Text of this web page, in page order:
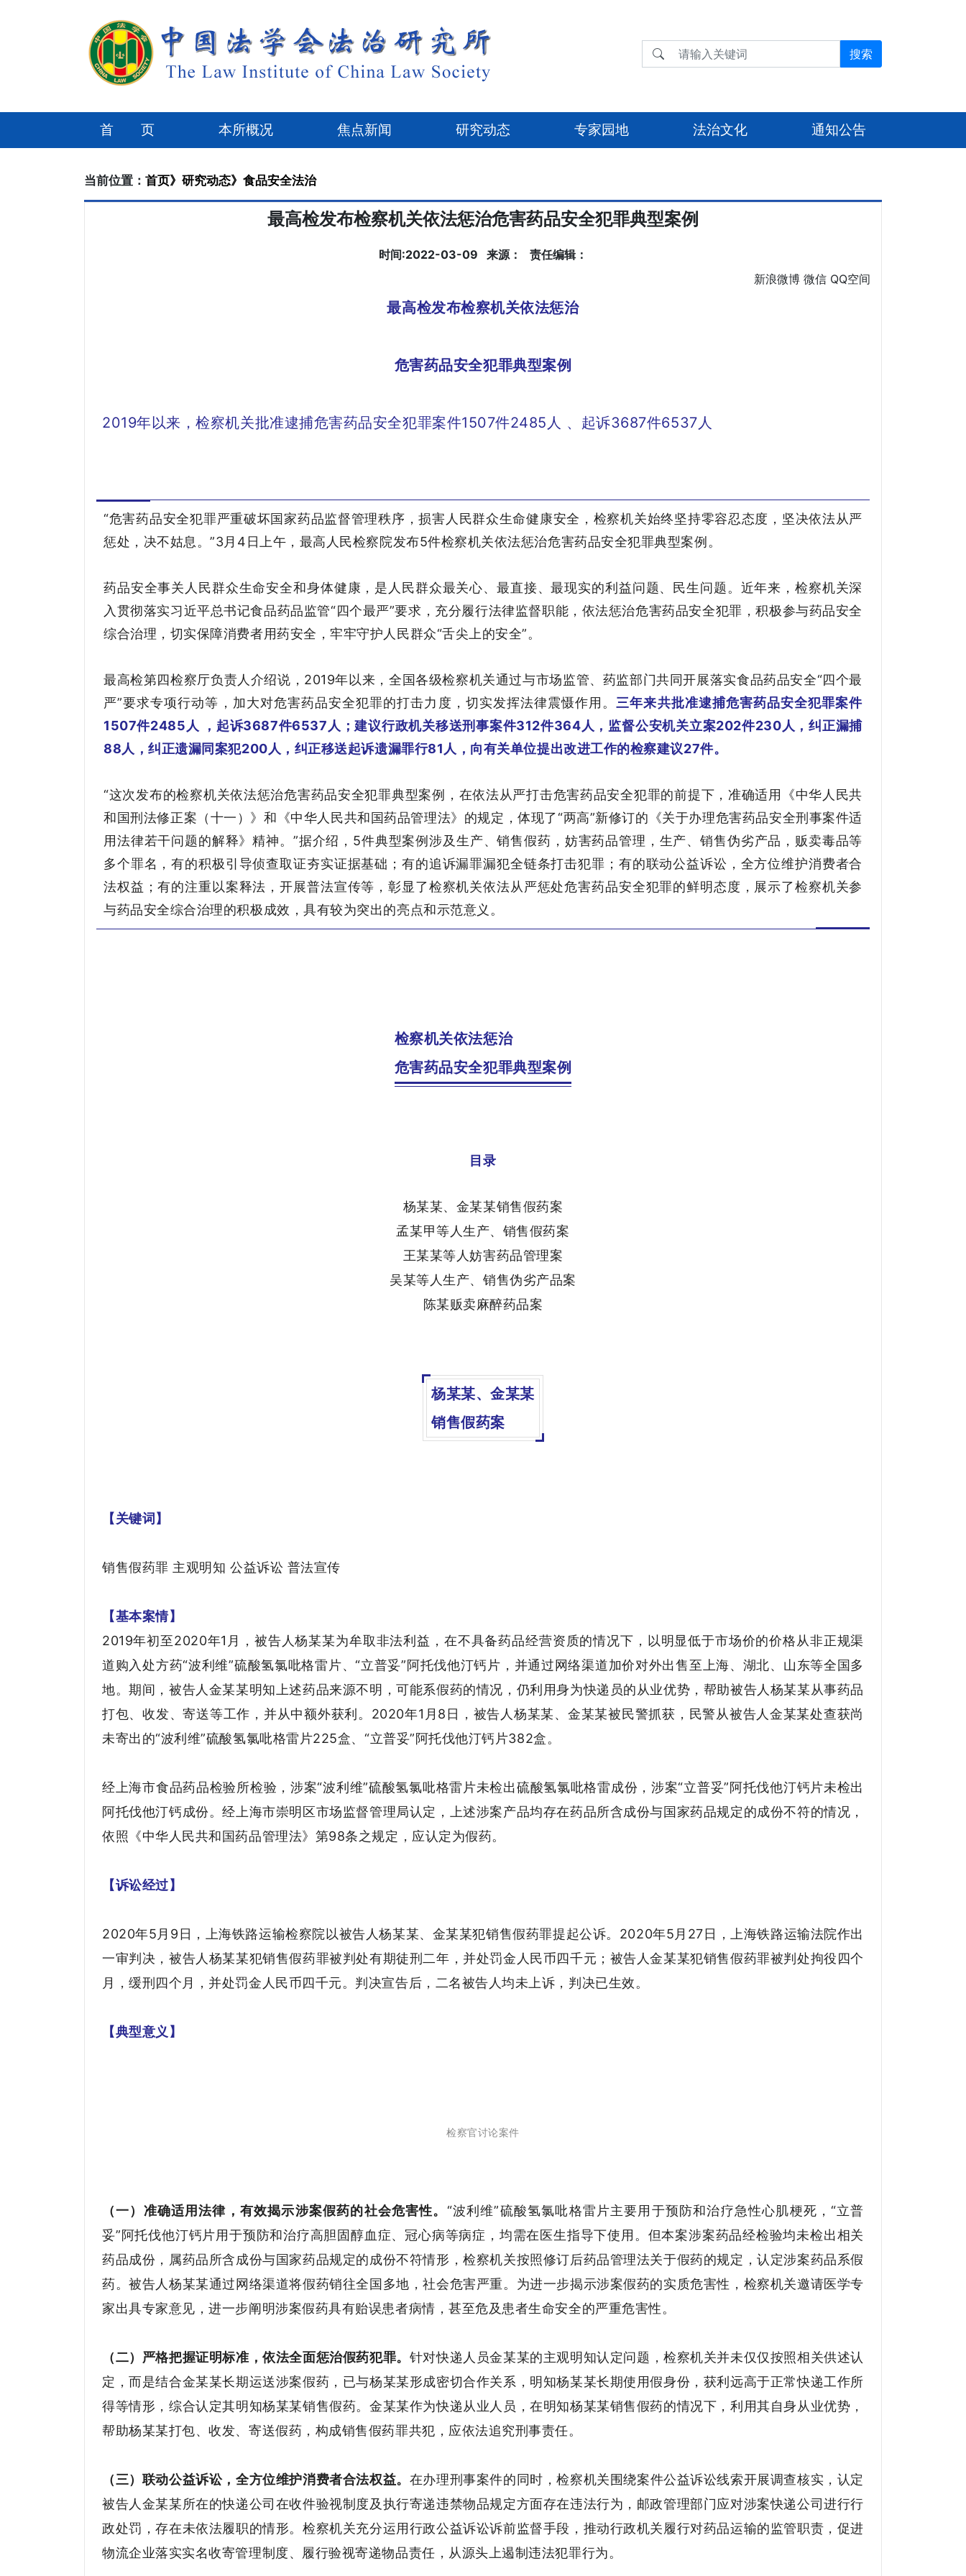
搜索
首 页 本所概况 焦点新闻 研究动态 专家园地 法治文化 通知公告
当前位置： 首页》 研究动态》 食品安全法治
最高检发布检察机关依法惩治危害药品安全犯罪典型案例
时间:2022-03-09 来源： 责任编辑：
新浪微博 微信 QQ空间
最高检发布检察机关依法惩治
危害药品安全犯罪典型案例
2019年以来，检察机关批准逮捕危害药品安全犯罪案件1507件2485人 、起诉3687件6537人
“危害药品安全犯罪严重破坏国家药品监督管理秩序，损害人民群众生命健康安全，检察机关始终坚持零容忍态度，坚决依法从严
惩处，决不姑息。”3月4日上午，最高人民检察院发布5件检察机关依法惩治危害药品安全犯罪典型案例。
药品安全事关人民群众生命安全和身体健康，是人民群众最关心、最直接、最现实的利益问题、民生问题。近年来，检察机关深
入贯彻落实习近平总书记食品药品监管“四个最严”要求，充分履行法律监督职能，依法惩治危害药品安全犯罪，积极参与药品安全
综合治理，切实保障消费者用药安全，牢牢守护人民群众“舌尖上的安全”。
最高检第四检察厅负责人介绍说，2019年以来，全国各级检察机关通过与市场监管、药监部门共同开展落实食品药品安全“四个最
严”要求专项行动等，加大对危害药品安全犯罪的打击力度，切实发挥法律震慑作用。 三年来共批准逮捕危害药品安全犯罪案件
1507件2485人 ，起诉3687件6537人；建议行政机关移送刑事案件312件364人，监督公安机关立案202件230人，纠正漏捕
88人，纠正遗漏同案犯200人，纠正移送起诉遗漏罪行81人，向有关单位提出改进工作的检察建议27件。
“这次发布的检察机关依法惩治危害药品安全犯罪典型案例，在依法从严打击危害药品安全犯罪的前提下，准确适用《中华人民共
和国刑法修正案（十一）》和《中华人民共和国药品管理法》的规定，体现了“两高”新修订的《关于办理危害药品安全刑事案件适
用法律若干问题的解释》精神。”据介绍，5件典型案例涉及生产、销售假药，妨害药品管理，生产、销售伪劣产品，贩卖毒品等
多个罪名，有的积极引导侦查取证夯实证据基础；有的追诉漏罪漏犯全链条打击犯罪；有的联动公益诉讼，全方位维护消费者合
法权益；有的注重以案释法，开展普法宣传等，彰显了检察机关依法从严惩处危害药品安全犯罪的鲜明态度，展示了检察机关参
与药品安全综合治理的积极成效，具有较为突出的亮点和示范意义。
检察机关依法惩治
危害药品安全犯罪典型案例
目录
杨某某、金某某销售假药案
孟某甲等人生产、销售假药案
王某某等人妨害药品管理案
吴某等人生产、销售伪劣产品案
陈某贩卖麻醉药品案
杨某某、金某某
销售假药案
【关键词】
销售假药罪 主观明知 公益诉讼 普法宣传
【基本案情】
2019年初至2020年1月，被告人杨某某为牟取非法利益，在不具备药品经营资质的情况下，以明显低于市场价的价格从非正规渠
道购入处方药“波利维”硫酸氢氯吡格雷片、“立普妥”阿托伐他汀钙片，并通过网络渠道加价对外出售至上海、湖北、山东等全国多
地。期间，被告人金某某明知上述药品来源不明，可能系假药的情况，仍利用身为快递员的从业优势，帮助被告人杨某某从事药品
打包、收发、寄送等工作，并从中额外获利。2020年1月8日，被告人杨某某、金某某被民警抓获，民警从被告人金某某处查获尚
未寄出的“波利维”硫酸氢氯吡格雷片225盒、“立普妥”阿托伐他汀钙片382盒。
经上海市食品药品检验所检验，涉案“波利维”硫酸氢氯吡格雷片未检出硫酸氢氯吡格雷成份，涉案“立普妥”阿托伐他汀钙片未检出
阿托伐他汀钙成份。经上海市崇明区市场监督管理局认定，上述涉案产品均存在药品所含成份与国家药品规定的成份不符的情况，
依照《中华人民共和国药品管理法》第98条之规定，应认定为假药。
【诉讼经过】
2020年5月9日，上海铁路运输检察院以被告人杨某某、金某某犯销售假药罪提起公诉。2020年5月27日，上海铁路运输法院作出
一审判决，被告人杨某某犯销售假药罪被判处有期徒刑二年，并处罚金人民币四千元；被告人金某某犯销售假药罪被判处拘役四个
月，缓刑四个月，并处罚金人民币四千元。判决宣告后，二名被告人均未上诉，判决已生效。
【典型意义】
检察官讨论案件
（一）准确适用法律，有效揭示涉案假药的社会危害性。 “波利维”硫酸氢氯吡格雷片主要用于预防和治疗急性心肌梗死，“立普
妥”阿托伐他汀钙片用于预防和治疗高胆固醇血症、冠心病等病症，均需在医生指导下使用。但本案涉案药品经检验均未检出相关
药品成份，属药品所含成份与国家药品规定的成份不符情形，检察机关按照修订后药品管理法关于假药的规定，认定涉案药品系假
药。被告人杨某某通过网络渠道将假药销往全国多地，社会危害严重。为进一步揭示涉案假药的实质危害性，检察机关邀请医学专
家出具专家意见，进一步阐明涉案假药具有贻误患者病情，甚至危及患者生命安全的严重危害性。
（二）严格把握证明标准，依法全面惩治假药犯罪。 针对快递人员金某某的主观明知认定问题，检察机关并未仅仅按照相关供述认
定，而是结合金某某长期运送涉案假药，已与杨某某形成密切合作关系，明知杨某某长期使用假身份，获利远高于正常快递工作所
得等情形，综合认定其明知杨某某销售假药。金某某作为快递从业人员，在明知杨某某销售假药的情况下，利用其自身从业优势，
帮助杨某某打包、收发、寄送假药，构成销售假药罪共犯，应依法追究刑事责任。
（三）联动公益诉讼，全方位维护消费者合法权益。 在办理刑事案件的同时，检察机关围绕案件公益诉讼线索开展调查核实，认定
被告人金某某所在的快递公司在收件验视制度及执行寄递违禁物品规定方面存在违法行为，邮政管理部门应对涉案快递公司进行行
政处罚，存在未依法履职的情形。检察机关充分运用行政公益诉讼诉前监督手段，推动行政机关履行对药品运输的监管职责，促进
物流企业落实实名收寄管理制度、履行验视寄递物品责任，从源头上遏制违法犯罪行为。